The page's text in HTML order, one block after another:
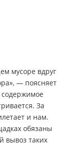
мусоре вдруг
— поясняет
За
и нам.
обязаны
вывоз таких